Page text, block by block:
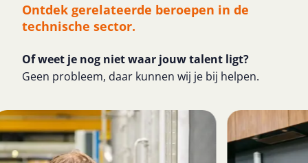
Ontdek gerelateerde beroepen in de
technische sector.
Of weet je nog niet waar jouw talent ligt?​
Geen probleem, daar kunnen wij je bij helpen.